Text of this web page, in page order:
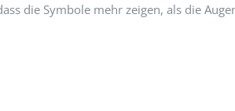
die Symbole mehr zeigen, als die